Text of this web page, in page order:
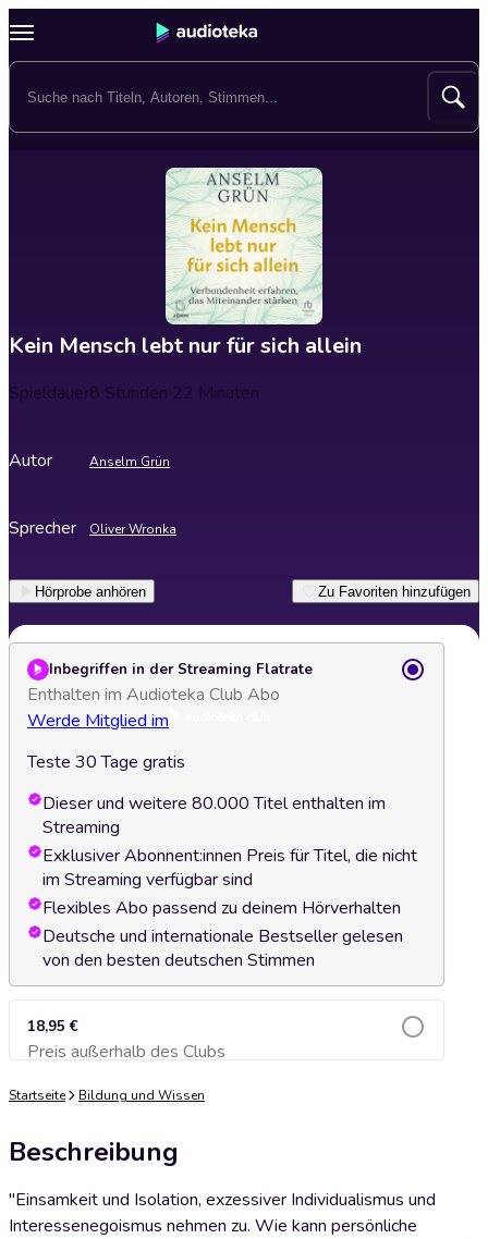
Kein Mensch lebt nur für sich allein
Spieldauer8 Stunden 22 Minuten
Autor Anselm Grün
Sprecher Oliver Wronka
Hörprobe anhören Zu Favoriten hinzufügen
Inbegriffen in der Streaming Flatrate
Enthalten im Audioteka Club Abo
Werde Mitglied im
Teste 30 Tage gratis
Dieser und weitere 80.000 Titel enthalten im
Streaming
Exklusiver Abonnent:innen Preis für Titel, die nicht
im Streaming verfügbar sind
Flexibles Abo passend zu deinem Hörverhalten
Deutsche und internationale Bestseller gelesen
von den besten deutschen Stimmen
18,95 €
Preis außerhalb des ClubsZum Warenkorb hinzufügen
Startseite Bildung und Wissen
Beschreibung
"Einsamkeit und Isolation, exzessiver Individualismus und
Interessenegoismus nehmen zu. Wie kann persönliche